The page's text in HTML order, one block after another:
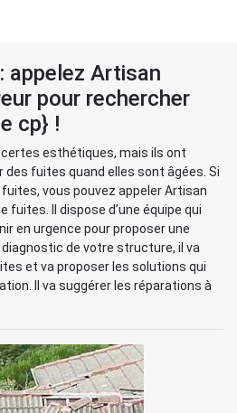
appelez Artisan
pour rechercher
cp} !
esthétiques, mais ils ont
des fuites quand elles sont âgées. Si
vous pouvez appeler Artisan
fuites. Il dispose d’une équipe qui
en urgence pour proposer une
de votre structure, il va
et va proposer les solutions qui
Il va suggérer les réparations à